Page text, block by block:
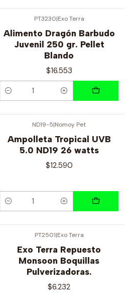
PT3230|Exo Terra
Alimento Dragón Barbudo
Juvenil 250 gr. Pellet
Blando
$16.553
Cantidad
ND19-5|Nomoy Pet
Ampolleta Tropical UVB
5.0 ND19 26 watts
$12.590
Cantidad
PT2501|Exo Terra
Exo Terra Repuesto
Monsoon Boquillas
Pulverizadoras.
$6.232